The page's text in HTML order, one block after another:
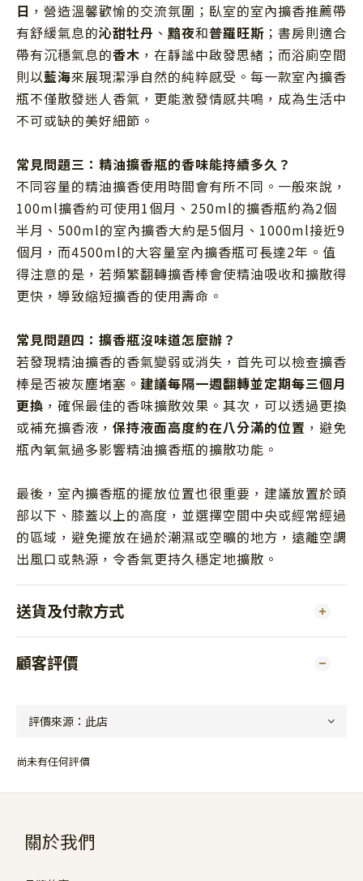
日 ，營造溫馨歡愉的交流氛圍；臥室的室內擴香推薦帶
有舒緩氣息的沁甜牡丹 、 黯夜和普羅旺斯 ；書房則適合
帶有沉穩氣息的香木 ，在靜謐中啟發思緒；而浴廁空間
則以藍海來展現潔淨自然的純粹感受。 每一款室內擴香
瓶不僅散發迷人香氣，更能激發情感共鳴，成為生活中
不可或缺的美好細節。
常見問題三：精油擴香瓶的香味能持續多久？
不同容量的精油擴香使用時間會有所不同。一般來說，
100ml擴香約可使用1個月、250ml的擴香瓶約為2個
半月、500ml的室內擴香大約是5個月、1000ml接近9
個月，而4500ml的大容量室內擴香瓶可長達2年。值
得注意的是，若頻繁翻轉擴香棒會使精油吸收和擴散得
更快，導致縮短擴香的使用壽命。
常見問題四：擴香瓶沒味道怎麼辦？
若發現精油擴香的香氣變弱或消失，首先可以檢查擴香
棒是否被灰塵堵塞。 建議每隔一週翻轉並定期每三個月
更換 ，確保最佳的香味擴散效果。其次，可以透過更換
或補充擴香液， 保持液面高度約在八分滿的位置 ，避免
瓶內氧氣過多影響精油擴香瓶的擴散功能。
最後，室內擴香瓶的擺放位置也很重要，建議放置於頭
部以下、膝蓋以上的高度，並選擇空間中央或經常經過
的區域，避免擺放在過於潮濕或空曠的地方，遠離空調
出風口或熱源，令香氣更持久穩定地擴散。
送貨及付款方式
顧客評價
尚未有任何評價
關於我們